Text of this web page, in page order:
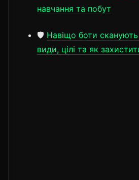
навчання та побут
🛡️ Навіщо боти сканують
види, цілі та як